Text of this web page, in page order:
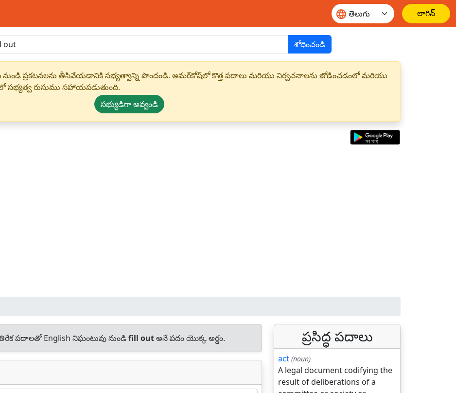
లాగిన్
శోధించండి
ప్రకటనలను తీసివేయడానికి సభ్యత్వాన్ని పొందండి. అమర్‌కోష్‌లో కొత్త పదాలు మరియు నిర్వచనాలను జోడించడంలో మరియు
సభ్యత్వ రుసుము సహాయపడుతుంది.
సభ్యుడిగా అవ్వండి
పదాలతో English నిఘంటువు నుండిfill outఅనే పదం యొక్క అర్థం. ప్రసిద్ధ పదాలు
act (noun)
A legal document codifying the
result of deliberations of a